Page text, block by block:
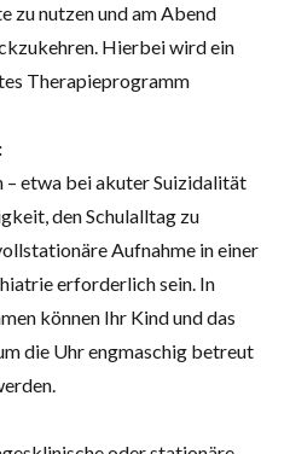
zu nutzen und am Abend
Hierbei wird ein
Therapieprogramm
– etwa bei akuter Suizidalität
den Schulalltag zu
Aufnahme in einer
erforderlich sein. In
können Ihr Kind und das
die Uhr engmaschig betreut